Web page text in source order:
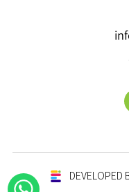
DEVELOPED